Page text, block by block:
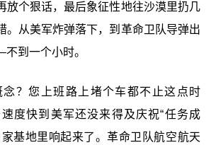
放个狠话，最后象征性地往沙漠里扔几
。从美军炸弹落下，到革命卫队导弹出
到一个小时。
念？您上班路上堵个车都不止这点时
度快到美军还没来得及庆祝“任务成
基地里响起来了。革命卫队航空航天